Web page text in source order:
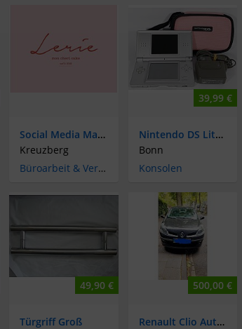
Social Media Manager/in (m/w/d) – Teilzeit
Kreuzberg
Büroarbeit & Verwaltung
39,99 €
Nintendo DS Lite Handheld Konsole - Silber - inkl. Schutztasche und Ladekabel
Bonn
Konsolen
49,90 €
Türgriff Groß
500,00 €
Renault Clio Authentique 1.2 16V 55kW Authentique